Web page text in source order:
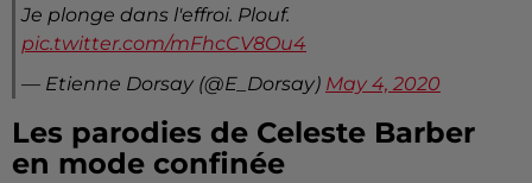
Je plonge dans l'effroi. Plouf.
pic.twitter.com/mFhcCV8Ou4
— Etienne Dorsay (@E_Dorsay) May 4, 2020
Les parodies de Celeste Barber
en mode confinée